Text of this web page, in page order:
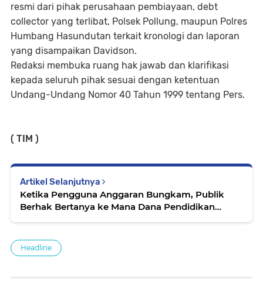
resmi dari pihak perusahaan pembiayaan, debt
collector yang terlibat, Polsek Pollung, maupun Polres
Humbang Hasundutan terkait kronologi dan laporan
yang disampaikan Davidson.
Redaksi membuka ruang hak jawab dan klarifikasi
kepada seluruh pihak sesuai dengan ketentuan
Undang-Undang Nomor 40 Tahun 1999 tentang Pers.
( TIM )
Artikel Selanjutnya
Ketika Pengguna Anggaran Bungkam, Publik
Berhak Bertanya ke Mana Dana Pendidikan
Headline